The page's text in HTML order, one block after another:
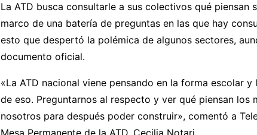
La ATD busca consultarle a sus colectivos qué piensan
marco de una batería de preguntas en las que hay
esto que despertó la polémica de algunos sectores,
documento oficial.
«La ATD nacional viene pensando en la forma escolar
de eso. Preguntarnos al respecto y ver qué piensan los
nosotros para después poder construir», comentó a